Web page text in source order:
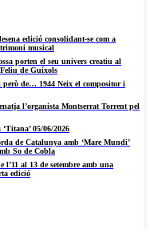
edició consolidant-se com a
musical
porten el seu univers creatiu al
de Guíxols
de… 1944 Neix el compositor i
l’organista Montserrat Torrent pel
05/06/2026
de Catalunya amb ‘Mare Mundi’
So de Cobla
l’11 al 13 de setembre amb una
edició